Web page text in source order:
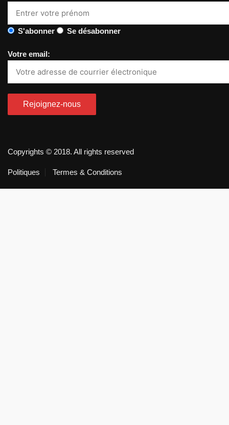
S'abonner Se désabonner
Votre email:
Copyrights © 2018. All rights reserved
Politiques Termes & Conditions